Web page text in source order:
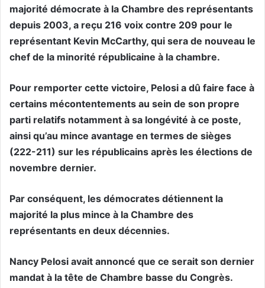
majorité démocrate à la Chambre des représentants
depuis 2003, a reçu 216 voix contre 209 pour le
représentant Kevin McCarthy, qui sera de nouveau le
chef de la minorité républicaine à la chambre.
Pour remporter cette victoire, Pelosi a dû faire face à
certains mécontentements au sein de son propre
parti relatifs notamment à sa longévité à ce poste,
ainsi qu’au mince avantage en termes de sièges
(222-211) sur les républicains après les élections de
novembre dernier.
Par conséquent, les démocrates détiennent la
majorité la plus mince à la Chambre des
représentants en deux décennies.
Nancy Pelosi avait annoncé que ce serait son dernier
mandat à la tête de Chambre basse du Congrès.